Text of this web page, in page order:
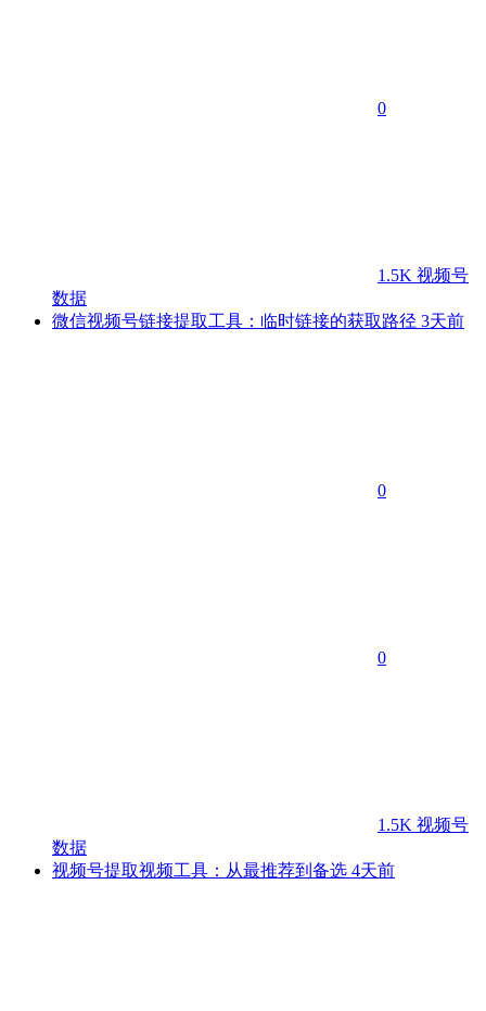
0
1.5K 视频号
数据
微信视频号链接提取工具：临时链接的获取路径 3天前
0
0
1.5K 视频号
数据
视频号提取视频工具：从最推荐到备选 4天前